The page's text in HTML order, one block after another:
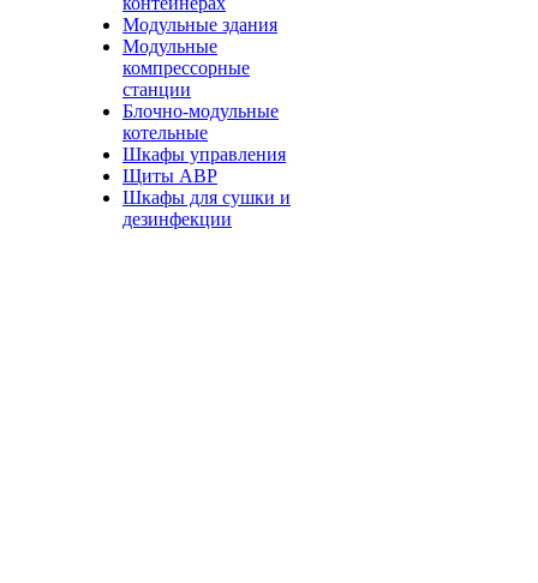
Модульные здания
Модульные
компрессорные
станции
Блочно-модульные
котельные
Шкафы управления
Щиты АВР
Шкафы для сушки и
дезинфекции